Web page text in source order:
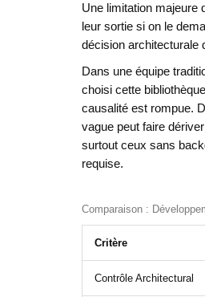
Une limitation majeure
leur sortie si on le
décision architecturale
Dans une équipe
choisi cette
causalité est rompue.
vague peut faire
surtout ceux sans
requise.
Comparaison :
Critère
Contrôle Architectural